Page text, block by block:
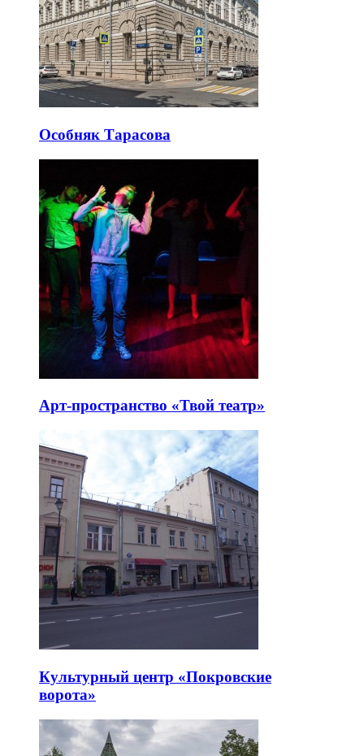
Особняк Тарасова
Арт-пространство «Твой театр»
Культурный центр «Покровские
ворота»